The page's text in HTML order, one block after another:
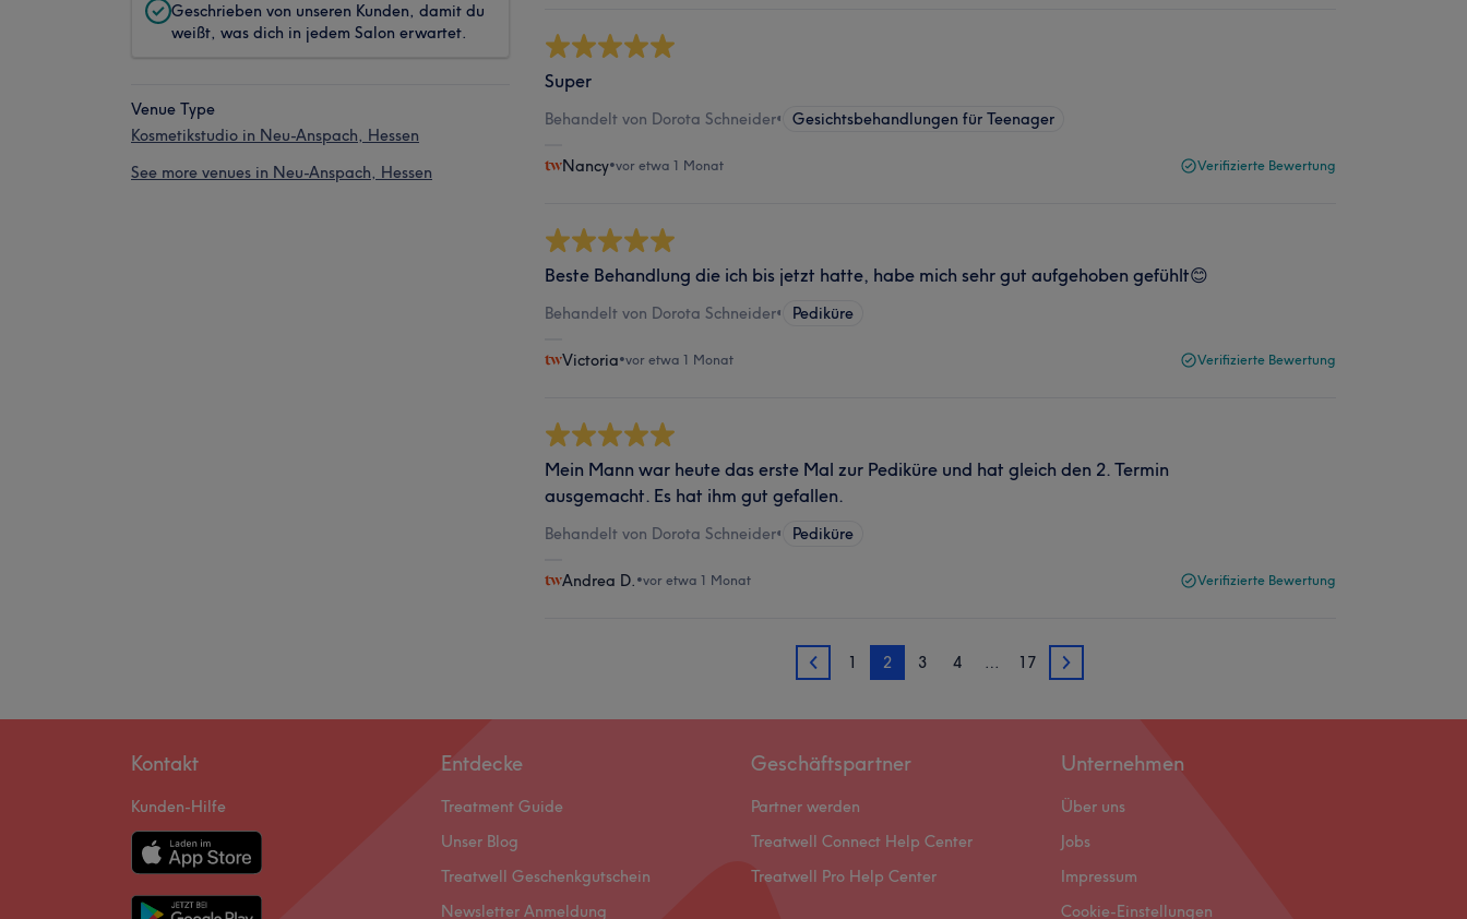
Geschrieben von unseren Kunden, damit du
weißt, was dich in jedem Salon erwartet.
Venue Type
Kosmetikstudio in Neu-Anspach, Hessen
See more venues in Neu-Anspach, Hessen
Super
Behandelt von Dorota Schneider• Gesichtsbehandlungen für Teenager
Nancy•vor etwa 1 Monat Verifizierte Bewertung
Beste Behandlung die ich bis jetzt hatte, habe mich sehr gut aufgehoben gefühlt😊
Behandelt von Dorota Schneider• Pediküre
Victoria•vor etwa 1 Monat Verifizierte Bewertung
Mein Mann war heute das erste Mal zur Pediküre und hat gleich den 2. Termin
ausgemacht. Es hat ihm gut gefallen.
Behandelt von Dorota Schneider• Pediküre
Andrea D. •vor etwa 1 Monat Verifizierte Bewertung
1 1 2 3 4 … 17 3
Kontakt
Kunden-Hilfe
Entdecke
Treatment Guide
Unser Blog
Treatwell Geschenkgutschein
Newsletter Anmeldung
Geschäftspartner
Partner werden
Treatwell Connect Help Center
Treatwell Pro Help Center
Unternehmen
Über uns
Jobs
Impressum
Cookie-Einstellungen